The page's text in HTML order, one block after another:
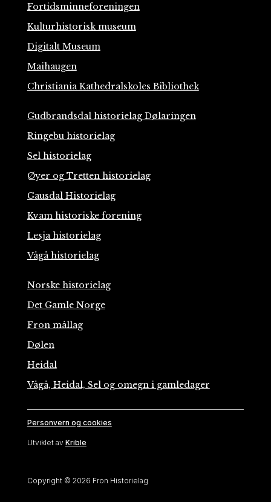
Fortidsminneforeningen
Kulturhistorisk museum
Digitalt Museum
Maihaugen
Christiania Kathedralskoles Bibliothek
Gudbrandsdal historielag Dølaringen
Ringebu historielag
Sel historielag
Øyer og Tretten historielag
Gausdal Historielag
Kvam historiske forening
Lesja historielag
Vågå historielag
Norske historielag
Det Gamle Norge
Fron mållag
Dølen
Heidal
Vågå, Heidal, Sel og omegn i gamledager
Personvern og cookies
Utviklet av Krible
Copyright © 2026 Fron Historielag